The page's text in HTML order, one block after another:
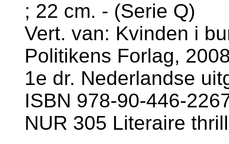
; 22 cm. - (Serie Q)
Vert. van: Kvinden i
Politikens Forlag,
1e dr. Nederlandse
ISBN 978-90-446-
NUR 305 Literaire